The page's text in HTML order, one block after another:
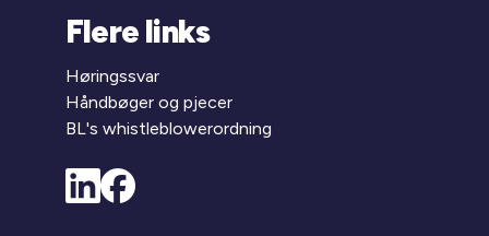
Flere links
Høringssvar
Håndbøger og pjecer
BL's whistleblowerordning